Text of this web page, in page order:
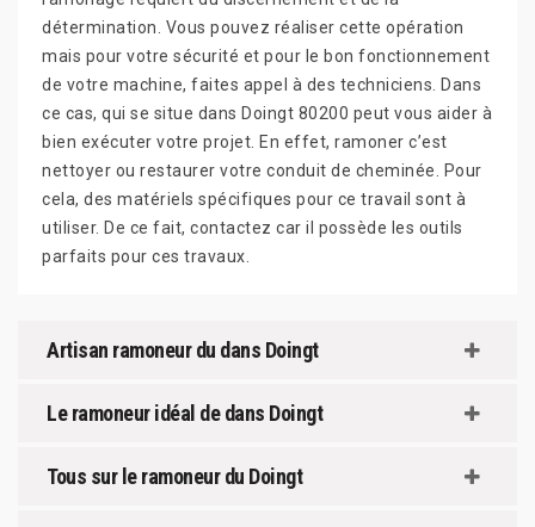
détermination. Vous pouvez réaliser cette opération
mais pour votre sécurité et pour le bon fonctionnement
de votre machine, faites appel à des techniciens. Dans
ce cas, qui se situe dans Doingt 80200 peut vous aider à
bien exécuter votre projet. En effet, ramoner c’est
nettoyer ou restaurer votre conduit de cheminée. Pour
cela, des matériels spécifiques pour ce travail sont à
utiliser. De ce fait, contactez car il possède les outils
parfaits pour ces travaux.
Artisan ramoneur du dans Doingt
Le ramoneur idéal de dans Doingt
Tous sur le ramoneur du Doingt